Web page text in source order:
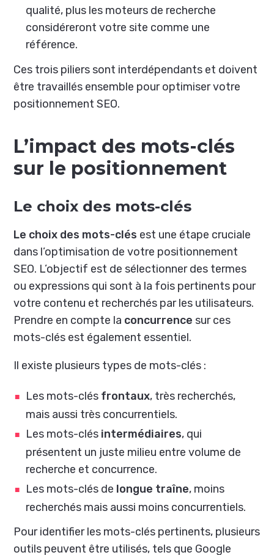
qualité, plus les moteurs de recherche
considéreront votre site comme une
référence.
Ces trois piliers sont interdépendants et doivent
être travaillés ensemble pour optimiser votre
positionnement SEO.
L’impact des mots-clés
sur le positionnement
Le choix des mots-clés
Le choix des mots-clés est une étape cruciale
dans l’optimisation de votre positionnement
SEO. L’objectif est de sélectionner des termes
ou expressions qui sont à la fois pertinents pour
votre contenu et recherchés par les utilisateurs.
Prendre en compte la concurrence sur ces
mots-clés est également essentiel.
Il existe plusieurs types de mots-clés :
Les mots-clés frontaux, très recherchés,
mais aussi très concurrentiels.
Les mots-clés intermédiaires, qui
présentent un juste milieu entre volume de
recherche et concurrence.
Les mots-clés de longue traîne, moins
recherchés mais aussi moins concurrentiels.
Pour identifier les mots-clés pertinents, plusieurs
outils peuvent être utilisés, tels que Google